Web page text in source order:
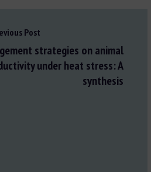
Post
strategies on animal
under heat stress: A
synthesis